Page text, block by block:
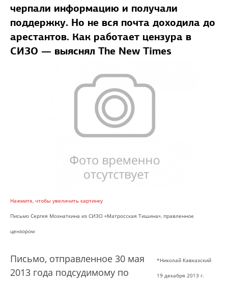
черпали информацию и получали
поддержку. Но не вся почта доходила до
арестантов. Как работает цензура в
СИЗО — выяснял The New Times
Нажмите, чтобы увеличить картинку
Письмо Сергея Мохнаткина из СИЗО «Матросская Тишина», правленное
цензором
*Николай Кавказский
19 декабря 2013 г.
Письмо, отправленное 30 мая
2013 года подсудимому по